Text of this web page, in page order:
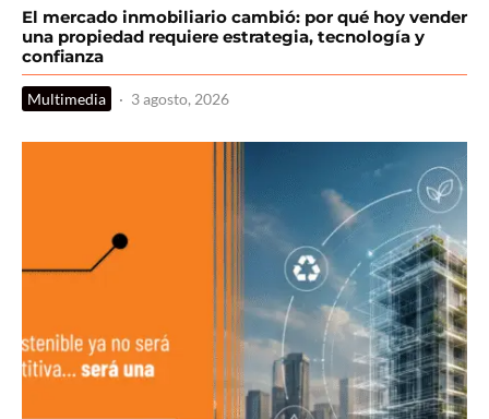
El mercado inmobiliario cambió: por qué hoy vender
una propiedad requiere estrategia, tecnología y
confianza
Multimedia · 3 agosto, 2026